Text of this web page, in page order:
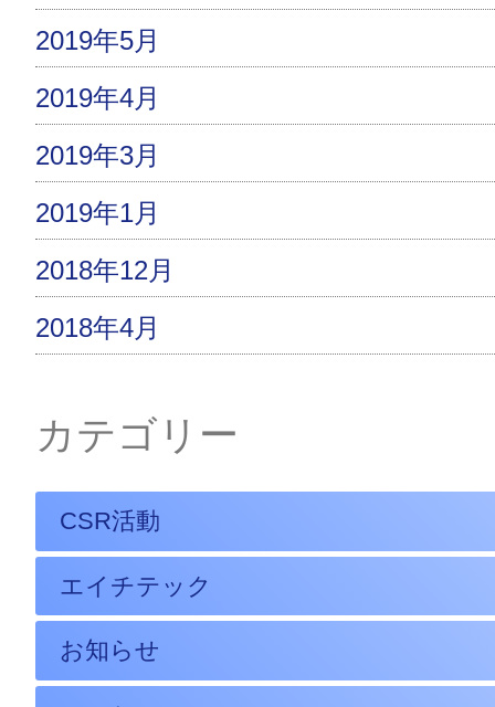
2019年5月
2019年4月
2019年3月
2019年1月
2018年12月
2018年4月
カテゴリー
CSR活動
エイチテック
お知らせ